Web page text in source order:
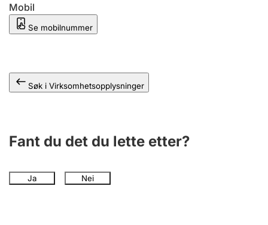
Mobil
Se mobilnummer
Søk i Virksomhetsopplysninger
Fant du det du lette etter?
Ja Nei